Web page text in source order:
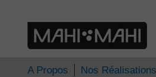
A Propos Nos Réalisations